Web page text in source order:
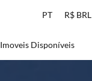
PT R$ BRL
Imoveis Disponíveis